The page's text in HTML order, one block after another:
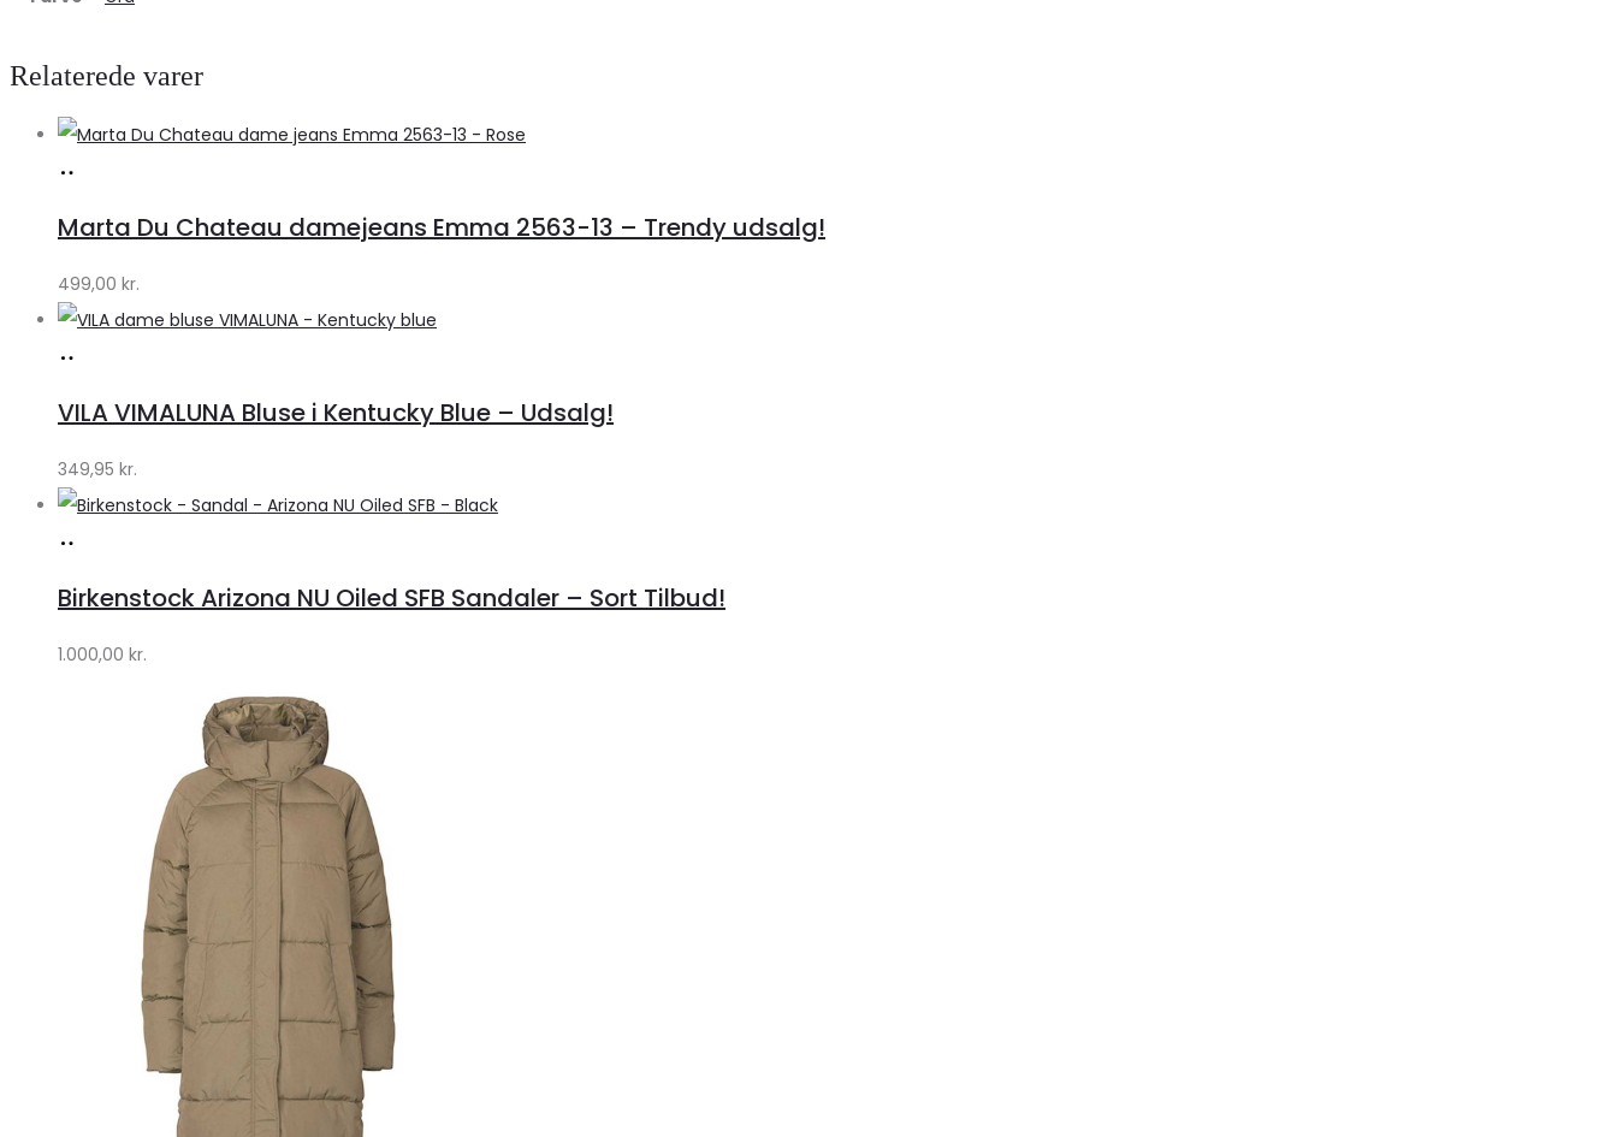
Relaterede varer
Klædeskabet.dk
Marta Du Chateau damejeans Emma 2563-13 – Trendy udsalg!
499,00 kr.
Klædeskabet.dk
VILA VIMALUNA Bluse i Kentucky Blue – Udsalg!
349,95 kr.
Lykke
by
Birkenstock Arizona NU Oiled SFB Sandaler – Sort Tilbud!
1.000,00 kr.